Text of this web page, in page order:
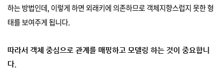
하는 방법인데, 이렇게 하면 외래키에 의존하므로 객체지향스럽지 못한 형
태를 보여주게 됩니다.
따라서 객체 중심으로 관계를 매핑하고 모델링 하는 것이 중요합니
다.